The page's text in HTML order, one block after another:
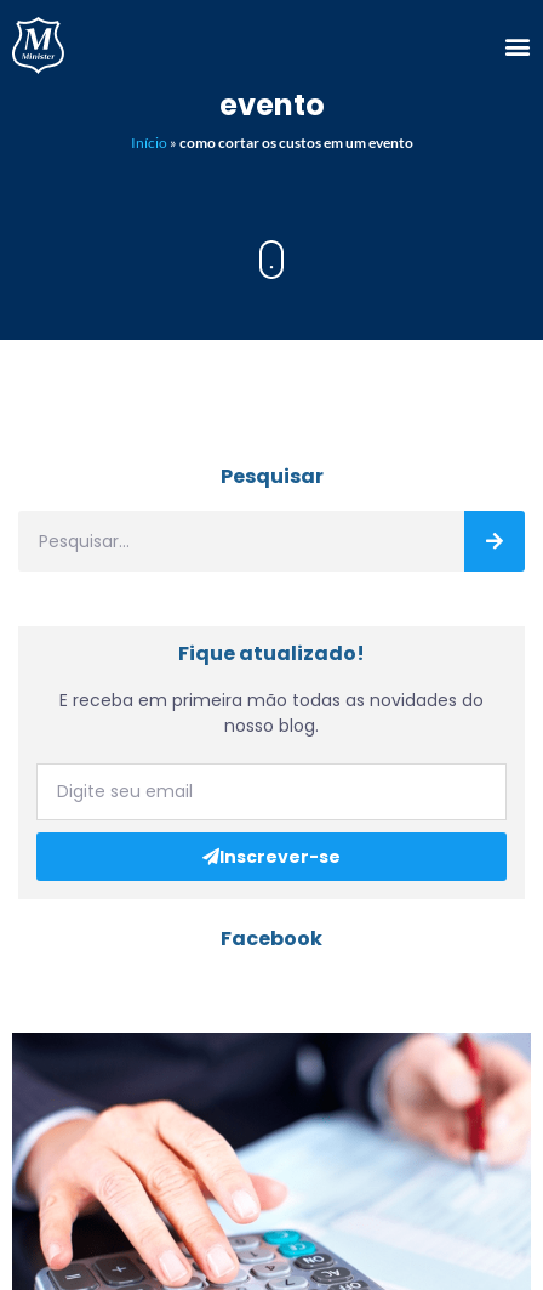
como cortar os custos em um
evento
Início» como cortar os custos em um evento
Pesquisar
Fique atualizado!
E receba em primeira mão todas as novidades do
nosso blog.
Inscrever-se
Facebook